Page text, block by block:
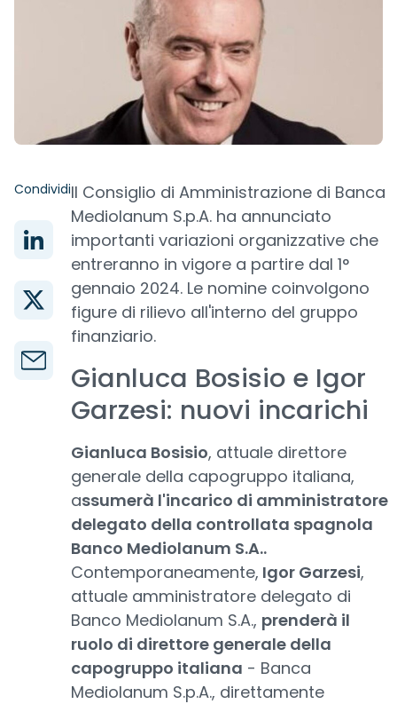
CondividiIl Consiglio di Amministrazione di Banca
Mediolanum S.p.A. ha annunciato
importanti variazioni organizzative che
entreranno in vigore a partire dal 1°
gennaio 2024. Le nomine coinvolgono
figure di rilievo all'interno del gruppo
finanziario.
Gianluca Bosisio e Igor
Garzesi: nuovi incarichi
Gianluca Bosisio, attuale direttore
generale della capogruppo italiana,
assumerà l'incarico di amministratore
delegato della controllata spagnola
Banco Mediolanum S.A..
Contemporaneamente, Igor Garzesi,
attuale amministratore delegato di
Banco Mediolanum S.A., prenderà il
ruolo di direttore generale della
capogruppo italiana - Banca
Mediolanum S.p.A., direttamente